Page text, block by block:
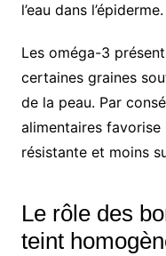
l’eau dans l’épiderme.
Les oméga-3
certaines graines
de la peau. Par
alimentaires
résistante et moins
Le rôle des
teint